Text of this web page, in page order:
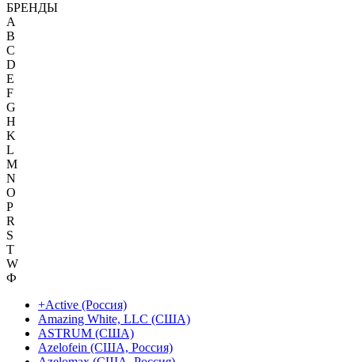
БРЕНДЫ
A
B
C
D
E
F
G
H
K
L
M
N
O
P
R
S
T
W
Ф
+Active (Россия)
Amazing White, LLC (США)
ASTRUM (США)
Azelofein (США, Россия)